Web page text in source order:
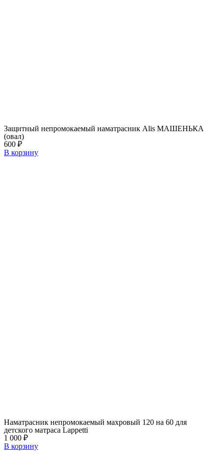
Защитный непромокаемый наматрасник Alis МАШЕНЬКА
(овал)
600 ₽
В корзину
Наматрасник непромокаемый махровый 120 на 60 для
детского матраса Lappetti
1 000 ₽
В корзину